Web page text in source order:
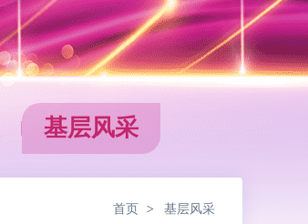
基层风采
首页 基层风采